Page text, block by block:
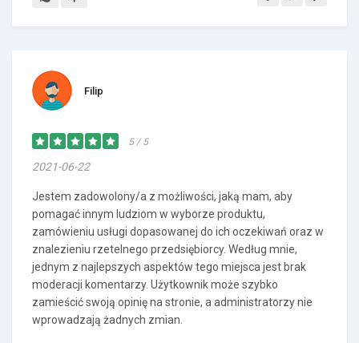
Filip
5 / 5
2021-06-22
Jestem zadowolony/a z możliwości, jaką mam, aby
pomagać innym ludziom w wyborze produktu,
zamówieniu usługi dopasowanej do ich oczekiwań oraz w
znalezieniu rzetelnego przedsiębiorcy. Według mnie,
jednym z najlepszych aspektów tego miejsca jest brak
moderacji komentarzy. Użytkownik może szybko
zamieścić swoją opinię na stronie, a administratorzy nie
wprowadzają żadnych zmian.